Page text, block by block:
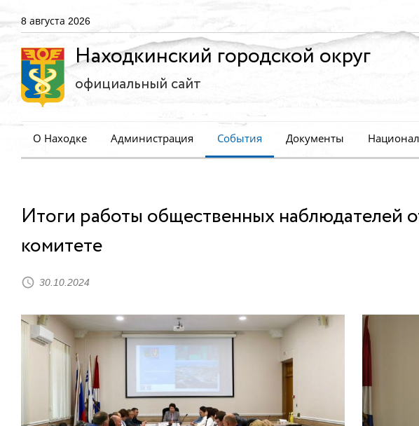
8 августа 2026
Находкинский городской округ
официальный сайт
О Находке Администрация События Документы
Итоги работы общественных наблюдателей
комитете
30.10.2024